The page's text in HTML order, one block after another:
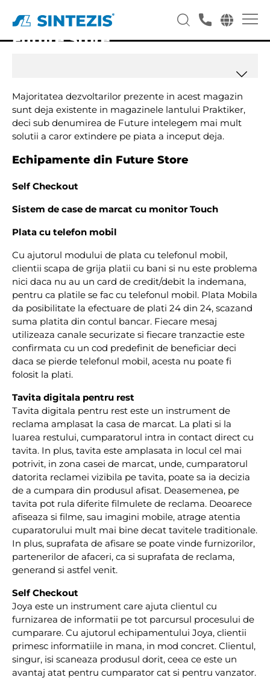
Future Store
Majoritatea dezvoltarilor prezente in acest magazin
sunt deja existente in magazinele lantului Praktiker,
deci sub denumirea de Future intelegem mai mult
solutii a caror extindere pe piata a inceput deja.
Echipamente din Future Store
Self Checkout
Sistem de case de marcat cu monitor Touch
Plata cu telefon mobil
Cu ajutorul modului de plata cu telefonul mobil,
clientii scapa de grija platii cu bani si nu este problema
nici daca nu au un card de credit/debit la indemana,
pentru ca platile se fac cu telefonul mobil. Plata Mobila
da posibilitate la efectuare de plati 24 din 24, scazand
suma platita din contul bancar. Fiecare mesaj
utilizeaza canale securizate si fiecare tranzactie este
confirmata cu un cod predefinit de beneficiar deci
daca se pierde telefonul mobil, acesta nu poate fi
folosit la plati.
Tavita digitala pentru rest
Tavita digitala pentru rest este un instrument de
reclama amplasat la casa de marcat. La plati si la
luarea restului, cumparatorul intra in contact direct cu
tavita. In plus, tavita este amplasata in locul cel mai
potrivit, in zona casei de marcat, unde, cumparatorul
datorita reclamei vizibila pe tavita, poate sa ia decizia
de a cumpara din produsul afisat. Deasemenea, pe
tavita pot rula diferite filmulete de reclama. Deoarece
afiseaza si filme, sau imagini mobile, atrage atentia
cuparatorului mult mai bine decat tavitele traditionale.
In plus, suprafata de afisare se poate vinde furnizorilor,
partenerilor de afaceri, ca si suprafata de reclama,
generand si astfel venit.
Self Checkout
Joya este un instrument care ajuta clientul cu
furnizarea de informatii pe tot parcursul procesului de
cumparare. Cu ajutorul echipamentului Joya, clientii
primesc informatiile in mana, in mod concret. Clientul,
singur, isi scaneaza produsul dorit, ceea ce este un
avantaj atat pentru cumparator cat si pentru vanzator.